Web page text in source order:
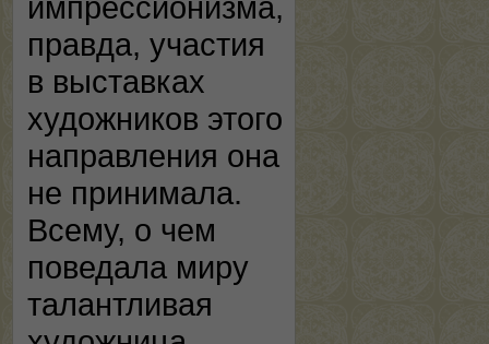
правда, участия
в выставках
художников этого
направления она
не принимала.
Всему, о чем
поведала миру
талантливая